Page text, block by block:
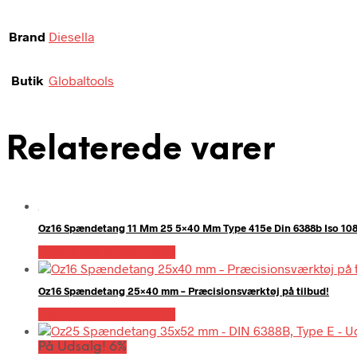
Brand Diesella
Butik Globaltools
Relaterede varer
Oz16 Spændetang 11 Mm 25 5×40 Mm Type 415e Din 6388b Iso
Oz16 Spændetang 25×40 mm – Præcisionsværktøj på tilbud!
På Udsalg! 6%